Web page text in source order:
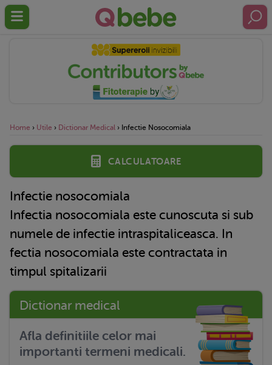
Home › Utile › Dictionar Medical › Infectie Nosocomiala
Calculatoare
Infectie nosocomiala
Infectia nosocomiala este cunoscuta si sub
numele de infectie intraspitaliceasca. In
fectia nosocomiala este contractata in
timpul spitalizarii
Dictionar medical
Afla definitiile celor mai
importanti termeni medicali.